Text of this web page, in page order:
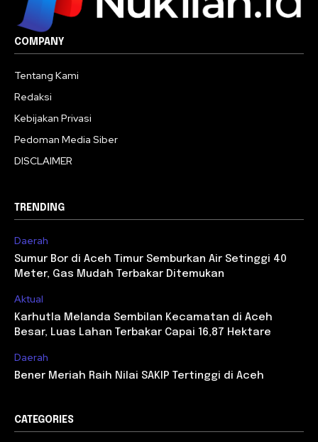
COMPANY
Tentang Kami
Redaksi
Kebijakan Privasi
Pedoman Media Siber
DISCLAIMER
TRENDING
Daerah
Sumur Bor di Aceh Timur Semburkan Air Setinggi 40
Meter, Gas Mudah Terbakar Ditemukan
Aktual
Karhutla Melanda Sembilan Kecamatan di Aceh
Besar, Luas Lahan Terbakar Capai 16,87 Hektare
Daerah
Bener Meriah Raih Nilai SAKIP Tertinggi di Aceh
CATEGORIES